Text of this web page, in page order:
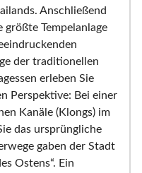
Anschließend
größte Tempelanlage
der traditionellen
erleben Sie
Perspektive: Bei einer
Kanäle (Klongs) im
das ursprüngliche
gaben der Stadt
Ostens“. Ein